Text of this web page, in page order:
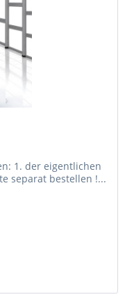
1. der eigentlichen
separat bestellen !...